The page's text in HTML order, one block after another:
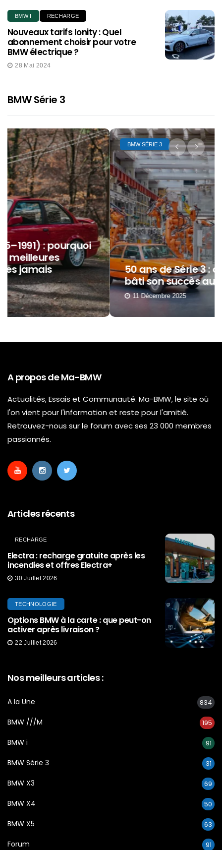
BMW I RECHARGE
Nouveaux tarifs Ionity : Quel
abonnement choisir pour votre
BMW électrique ?
28 Mai 2024
BMW Série 3
BMW SÉRIE 3
50 ans de Série 3 : comment BMW a
bâti son succès autour d’elle ?
11 Décembre 2025
A propos de Ma-BMW
Actualités, Essais et Communauté. Ma-BMW, le site où
l'on vient pour l'information et reste pour l'amitié.
Retrouvez-nous sur le forum avec ses 23 000 membres
passionnés.
Articles récents
RECHARGE
Electra : recharge gratuite après les
incendies et offres Electra+
30 Juillet 2026
TECHNOLOGIE
Options BMW à la carte : que peut-on
activer après livraison ?
22 Juillet 2026
Nos meilleurs articles :
A la Une 834
BMW ///M 195
BMW i 91
BMW Série 3 31
BMW X3 69
BMW X4 50
BMW X5 63
Forum 91